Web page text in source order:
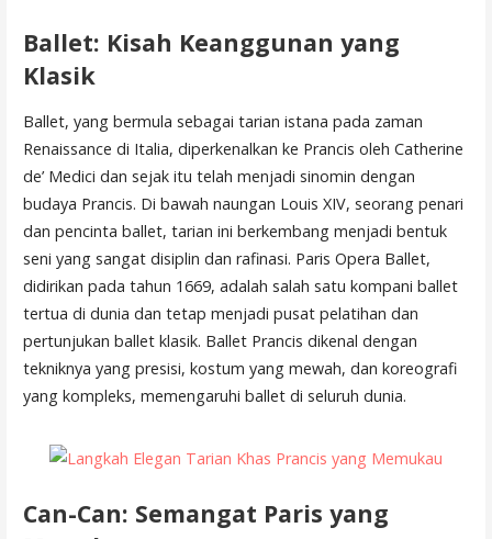
Ballet: Kisah Keanggunan yang
Klasik
Ballet, yang bermula sebagai tarian istana pada zaman
Renaissance di Italia, diperkenalkan ke Prancis oleh Catherine
de’ Medici dan sejak itu telah menjadi sinomin dengan
budaya Prancis. Di bawah naungan Louis XIV, seorang penari
dan pencinta ballet, tarian ini berkembang menjadi bentuk
seni yang sangat disiplin dan rafinasi. Paris Opera Ballet,
didirikan pada tahun 1669, adalah salah satu kompani ballet
tertua di dunia dan tetap menjadi pusat pelatihan dan
pertunjukan ballet klasik. Ballet Prancis dikenal dengan
tekniknya yang presisi, kostum yang mewah, dan koreografi
yang kompleks, memengaruhi ballet di seluruh dunia.
Can-Can: Semangat Paris yang